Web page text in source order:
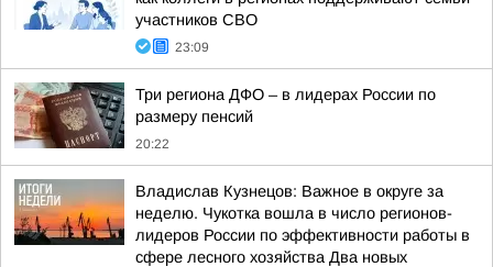
участников СВО
23:09
Три региона ДФО – в лидерах России по
размеру пенсий
20:22
Владислав Кузнецов: Важное в округе за
неделю. Чукотка вошла в число регионов-
лидеров России по эффективности работы в
сфере лесного хозяйства Два новых